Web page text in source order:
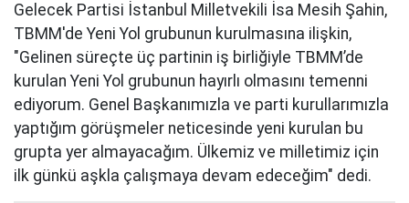
Gelecek Partisi İstanbul Milletvekili İsa Mesih Şahin,
TBMM'de Yeni Yol grubunun kurulmasına ilişkin,
"Gelinen süreçte üç partinin iş birliğiyle TBMM’de
kurulan Yeni Yol grubunun hayırlı olmasını temenni
ediyorum. Genel Başkanımızla ve parti kurullarımızla
yaptığım görüşmeler neticesinde yeni kurulan bu
grupta yer almayacağım. Ülkemiz ve milletimiz için
ilk günkü aşkla çalışmaya devam edeceğim" dedi.